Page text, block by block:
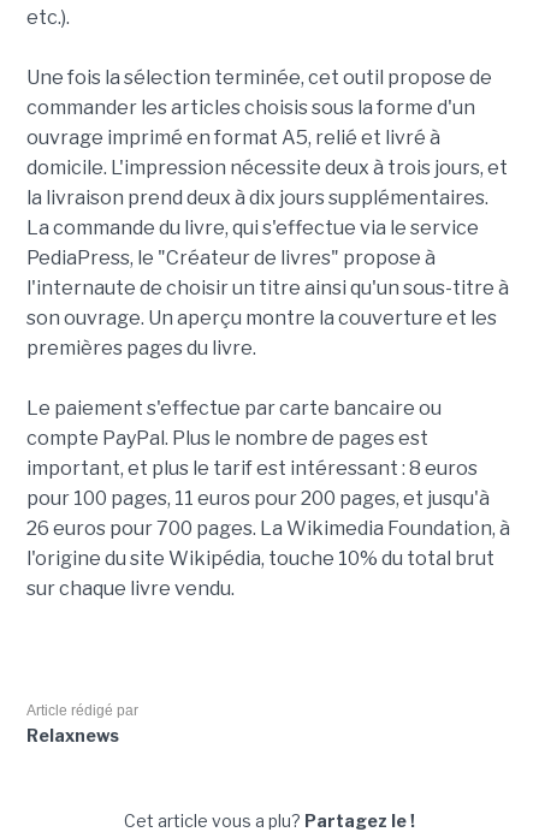
etc.).
Une fois la sélection terminée, cet outil propose de
commander les articles choisis sous la forme d'un
ouvrage imprimé en format A5, relié et livré à
domicile. L'impression nécessite deux à trois jours, et
la livraison prend deux à dix jours supplémentaires.
La commande du livre, qui s'effectue via le service
PediaPress, le "Créateur de livres" propose à
l'internaute de choisir un titre ainsi qu'un sous-titre à
son ouvrage. Un aperçu montre la couverture et les
premières pages du livre.
Le paiement s'effectue par carte bancaire ou
compte PayPal. Plus le nombre de pages est
important, et plus le tarif est intéressant : 8 euros
pour 100 pages, 11 euros pour 200 pages, et jusqu'à
26 euros pour 700 pages. La Wikimedia Foundation, à
l'origine du site Wikipédia, touche 10% du total brut
sur chaque livre vendu.
Article rédigé par
Relaxnews
Cet article vous a plu? Partagez le !